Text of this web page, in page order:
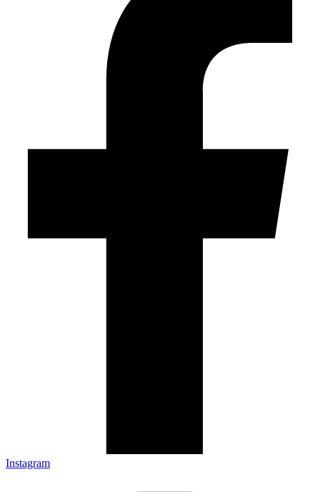
Instagram